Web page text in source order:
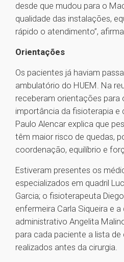
desde que mudou para o
qualidade das instalações,
rápido o atendimento”,
Orientações
Os pacientes já haviam
ambulatório do HUEM. Na
receberam orientações para
importância da fisioterapia e
Paulo Alencar explica que
têm maior risco de quedas,
coordenação, equilíbrio e
Estiveram presentes os
especializados em quadril
Garcia; o fisioterapeuta
enfermeira Carla Siqueira e
administrativo Angelita
para cada paciente a lista de
realizados antes da cirurgia.